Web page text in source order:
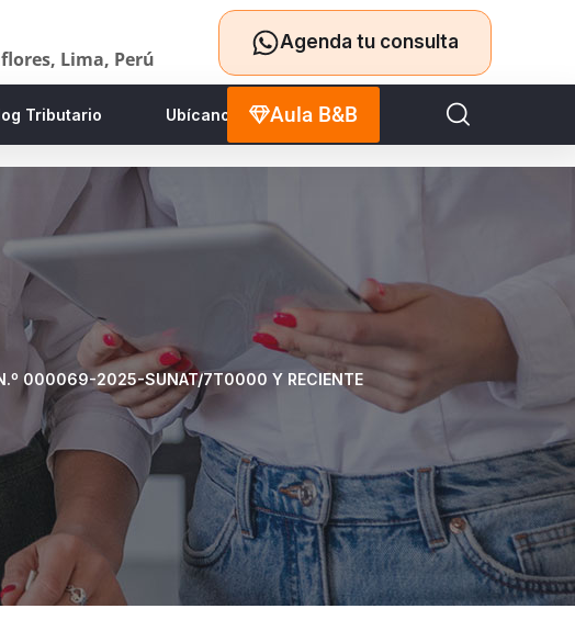
Lima, Perú
Agenda tu consulta
Tributario Ubícanos Aula B&B
N.º 000069-2025-SUNAT/7T0000 Y RECIENTE